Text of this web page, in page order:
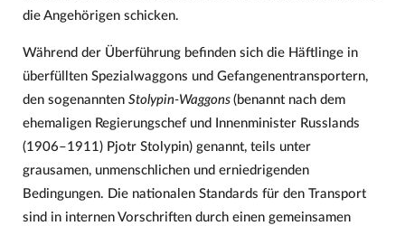
die Angehörigen schicken.
Während der Überführung befinden sich die Häftlinge in
überfüllten Spezialwaggons und Gefangenentransportern,
den sogenannten Stolypin-Waggons (benannt nach dem
ehemaligen Regierungschef und Innenminister Russlands
(1906–1911) Pjotr Stolypin) genannt, teils unter
grausamen, unmenschlichen und erniedrigenden
Bedingungen. Die nationalen Standards für den Transport
sind in internen Vorschriften durch einen gemeinsamen